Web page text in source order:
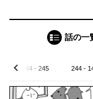
話の一
344 - 245 244 -
prev